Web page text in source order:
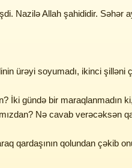
Nazilə Allah şahididir. Səhər
ürəyi soyumadı, ikinci şilləni
İki gündə bir
Nə cavab verəcəksən
qardaşının qolundan çəkib